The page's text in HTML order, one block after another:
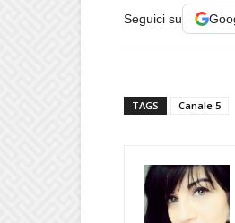
Seguici su
TAGS Canale 5